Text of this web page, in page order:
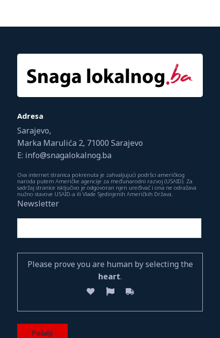
Adresa
Sarajevo,
Marka Marulića 2, 71000 Sarajevo
E: info@snagalokalnog.ba
Ova internet stranica pokrenuta je zahvaljujući podršci američkog
naroda putem Američke agencije za međunarodni razvoj (USAID). Za
sadržaj stranice isključivo je odgovoran njen uređivač i ona ne odražava
nužno stavove USAID-a ili Vlade Sjedinjenih Američkih Država.
Newsletter
Please prove you are human by selecting the
heart.